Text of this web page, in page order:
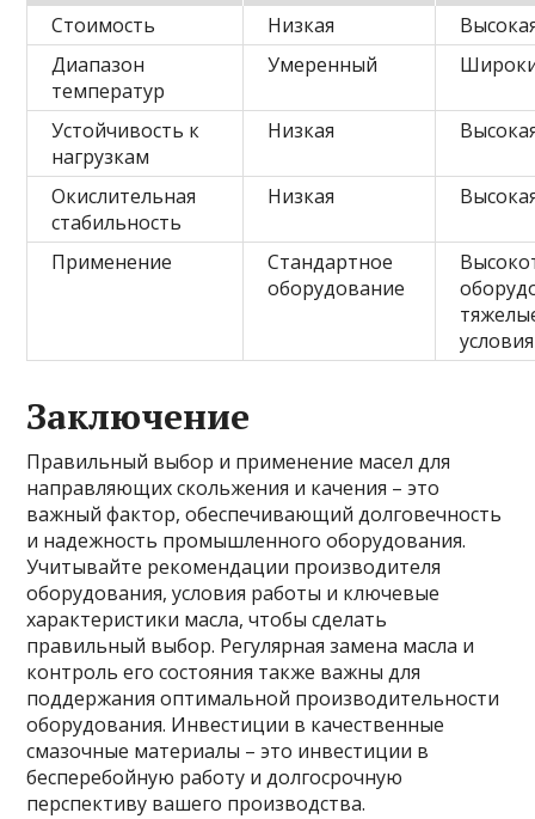
Стоимость
Низкая
Диапазон
температур
Умеренный
Устойчивость к
нагрузкам
Низкая
Окислительная
стабильность
Низкая
Применение
Стандартное
оборудование
условия
Заключение
Правильный выбор и применение масел для
направляющих скольжения и качения – это
важный фактор, обеспечивающий долговечность
и надежность промышленного оборудования.
Учитывайте рекомендации производителя
оборудования, условия работы и ключевые
характеристики масла, чтобы сделать
правильный выбор. Регулярная замена масла и
контроль его состояния также важны для
поддержания оптимальной производительности
оборудования. Инвестиции в качественные
смазочные материалы – это инвестиции в
бесперебойную работу и долгосрочную
перспективу вашего производства.